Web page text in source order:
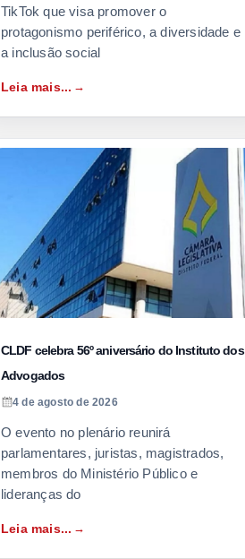
TikTok que visa promover o
protagonismo periférico, a diversidade e
a inclusão social
Leia mais...
CLDF celebra 56º aniversário do Instituto dos
Advogados
4 de agosto de 2026
O evento no plenário reunirá
parlamentares, juristas, magistrados,
membros do Ministério Público e
lideranças do
Leia mais...